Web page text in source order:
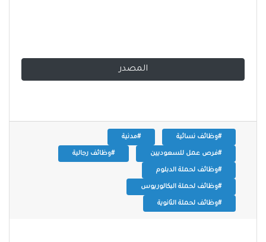
المصدر
#وظائف نسائية #مدنية
#فرص عمل للسعوديين #وظائف رجالية
#وظائف لحملة الدبلوم
#وظائف لحملة البكالوريوس
#وظائف لحملة الثانوية